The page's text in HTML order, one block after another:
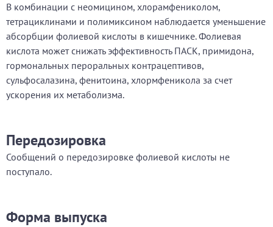
В комбинации с неомицином, хлорамфениколом,
тетрациклинами и полимиксином наблюдается уменьшение
абсорбции фолиевой кислоты в кишечнике. Фолиевая
кислота может снижать эффективность ПАСК, примидона,
гормональных пероральных контрацептивов,
сульфосалазина, фенитоина, хлормфеникола за счет
ускорения их метаболизма.
Передозировка
Сообщений о передозировке фолиевой кислоты не
поступало.
Форма выпуска